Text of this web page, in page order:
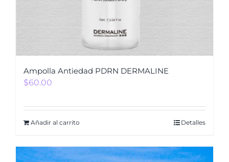
Ampolla Antiedad PDRN DERMALINE
$60.00
Añadir al carrito Detalles